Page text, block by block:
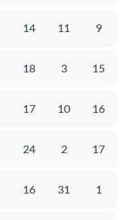
14 11 9
18 3 15
17 10 16
24 2 17
16 31 1